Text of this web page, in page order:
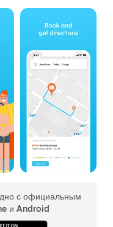
с официальным
и Android